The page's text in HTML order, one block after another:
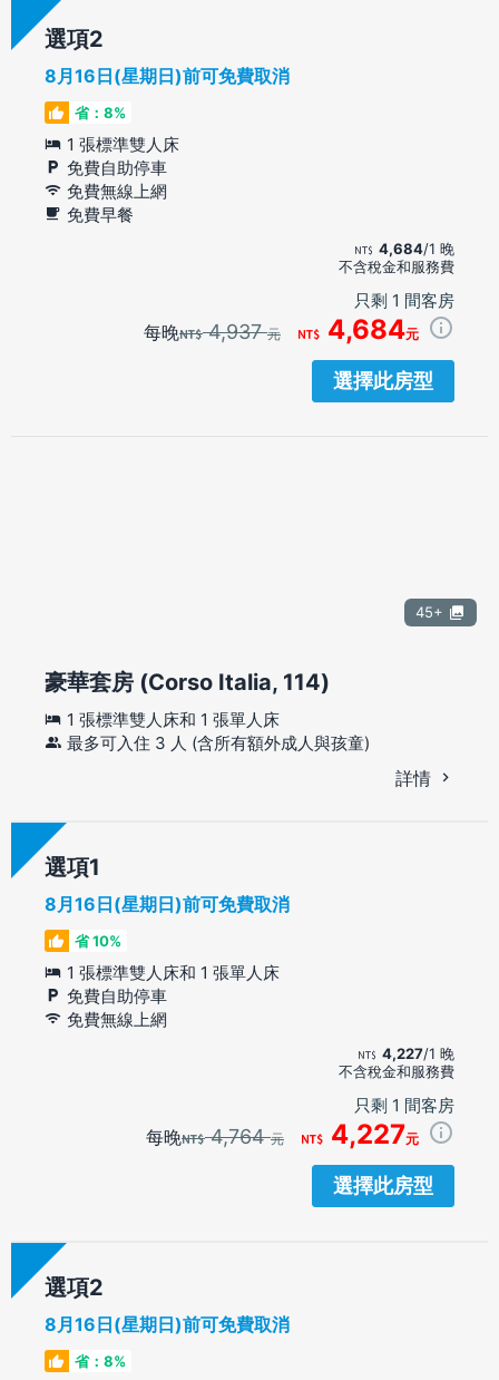
選項
8月16日(星期日)前可免費取消
省：8%
1 張標準雙人床
免費自助停車
免費無線上網
免費早餐
4,684/1 晚
不含稅金和服務費
只剩 1 間客房
每晚 4,937元 4,684元
選擇此房型
45+
豪華套房 (Corso Italia, 114)
1 張標準雙人床和 1 張單人床
最多可入住 3 人 (含所有額外成人與孩童)
詳情
選項
8月16日(星期日)前可免費取消
省 10%
1 張標準雙人床和 1 張單人床
免費自助停車
免費無線上網
4,227/1 晚
不含稅金和服務費
只剩 1 間客房
每晚 4,764元 4,227元
選擇此房型
選項
8月16日(星期日)前可免費取消
省：8%